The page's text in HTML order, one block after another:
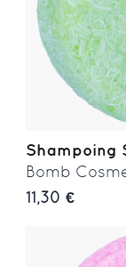
Shampoing
Bomb
11,30 €